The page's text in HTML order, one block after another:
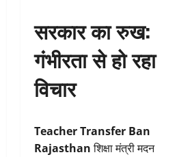
सरकार का रुख:
गंभीरता से हो रहा
विचार
Teacher Transfer Ban
Rajasthanशिक्षा मंत्री मदन